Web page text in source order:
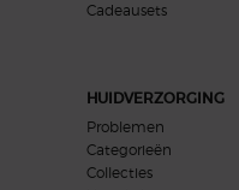
Cadeausets
HUIDVERZORGING
Problemen
Categorieën
Collecties